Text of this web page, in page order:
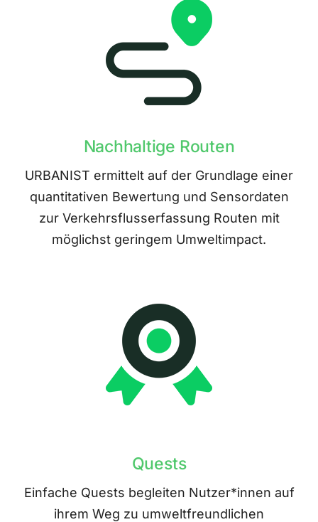
Nachhaltige Routen
URBANIST ermittelt auf der Grundlage einer
quantitativen Bewertung und Sensordaten
zur Verkehrsflusserfassung Routen mit
möglichst geringem Umweltimpact.
Quests
Einfache Quests begleiten Nutzer*innen auf
ihrem Weg zu umweltfreundlichen